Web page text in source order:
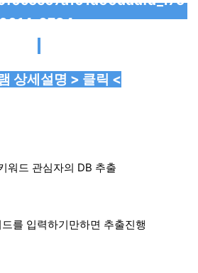
상세설명 > 클릭 <
워드 관심자의 DB 추출
를 입력하기만하면 추출진행